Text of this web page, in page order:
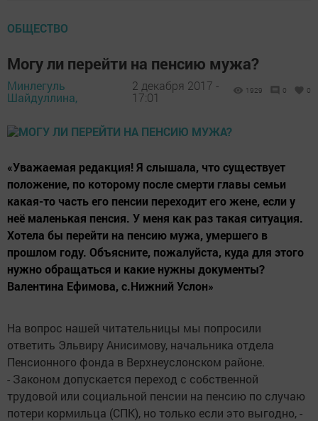
ОБЩЕСТВО
Могу ли перейти на пенсию мужа?
Минлегуль
Шайдуллина,
2 декабря 2017 -
17:01
1929 0 0
«Уважаемая редакция! Я слышала, что существует
положение, по которому после смерти главы семьи
какая-то часть его пенсии переходит его жене, если у
неё маленькая пенсия. У меня как раз такая ситуация.
Хотела бы перейти на пенсию мужа, умершего в
прошлом году. Объясните, пожалуйста, куда для этого
нужно обращаться и какие нужны документы?
Валентина Ефимова, с.Нижний Услон»
На вопрос нашей читательницы мы попросили
ответить Эльвиру Анисимову, начальника отдела
Пенсионного фонда в Верхнеуслонском районе.
- Законом допускается переход с собственной
трудовой или социальной пенсии на пенсию по случаю
потери кормильца (СПК), но только если это выгодно, -